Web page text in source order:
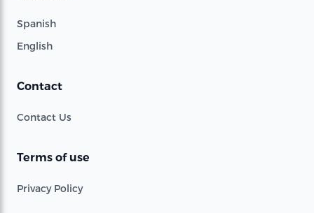
Spanish
English
Contact
Contact Us
Terms of use
Privacy Policy